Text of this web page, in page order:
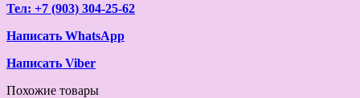
Тел: +7 (903) 304-25-62
Написать WhatsApp
Написать Viber
Похожие товары